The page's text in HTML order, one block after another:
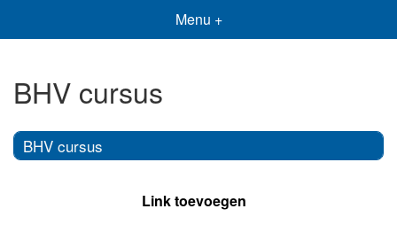
Menu +
BHV cursus
BHV cursus
Link toevoegen